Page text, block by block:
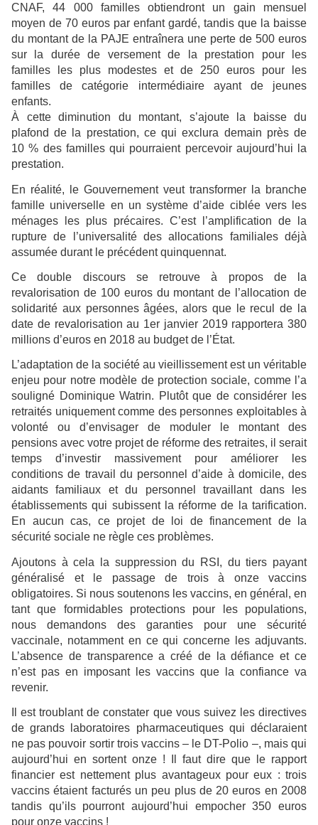
CNAF, 44 000 familles obtiendront un gain mensuel
moyen de 70 euros par enfant gardé, tandis que la baisse
du montant de la PAJE entraînera une perte de 500 euros
sur la durée de versement de la prestation pour les
familles les plus modestes et de 250 euros pour les
familles de catégorie intermédiaire ayant de jeunes
enfants.
À cette diminution du montant, s’ajoute la baisse du
plafond de la prestation, ce qui exclura demain près de
10 % des familles qui pourraient percevoir aujourd’hui la
prestation.
En réalité, le Gouvernement veut transformer la branche
famille universelle en un système d’aide ciblée vers les
ménages les plus précaires. C’est l’amplification de la
rupture de l’universalité des allocations familiales déjà
assumée durant le précédent quinquennat.
Ce double discours se retrouve à propos de la
revalorisation de 100 euros du montant de l’allocation de
solidarité aux personnes âgées, alors que le recul de la
date de revalorisation au 1er janvier 2019 rapportera 380
millions d’euros en 2018 au budget de l’État.
L’adaptation de la société au vieillissement est un véritable
enjeu pour notre modèle de protection sociale, comme l’a
souligné Dominique Watrin. Plutôt que de considérer les
retraités uniquement comme des personnes exploitables à
volonté ou d’envisager de moduler le montant des
pensions avec votre projet de réforme des retraites, il serait
temps d’investir massivement pour améliorer les
conditions de travail du personnel d’aide à domicile, des
aidants familiaux et du personnel travaillant dans les
établissements qui subissent la réforme de la tarification.
En aucun cas, ce projet de loi de financement de la
sécurité sociale ne règle ces problèmes.
Ajoutons à cela la suppression du RSI, du tiers payant
généralisé et le passage de trois à onze vaccins
obligatoires. Si nous soutenons les vaccins, en général, en
tant que formidables protections pour les populations,
nous demandons des garanties pour une sécurité
vaccinale, notamment en ce qui concerne les adjuvants.
L’absence de transparence a créé de la défiance et ce
n’est pas en imposant les vaccins que la confiance va
revenir.
Il est troublant de constater que vous suivez les directives
de grands laboratoires pharmaceutiques qui déclaraient
ne pas pouvoir sortir trois vaccins – le DT-Polio –, mais qui
aujourd’hui en sortent onze ! Il faut dire que le rapport
financier est nettement plus avantageux pour eux : trois
vaccins étaient facturés un peu plus de 20 euros en 2008
tandis qu’ils pourront aujourd’hui empocher 350 euros
pour onze vaccins !